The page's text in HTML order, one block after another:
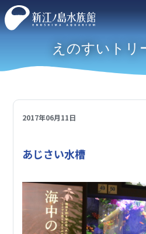
えのすいトリ
2017年06月11日
あじさい水槽